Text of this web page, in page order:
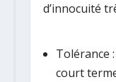
d’innocuité
Tolérance :
court